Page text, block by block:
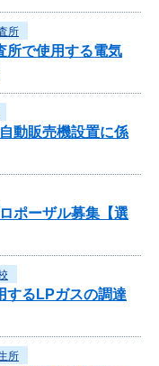
所
所で使用する電気
動販売機設置に係
ポーザル募集【選
するLPガスの調達
所